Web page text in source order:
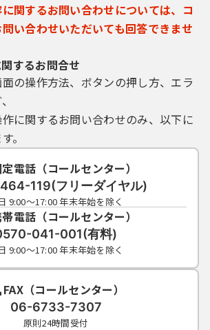
関するお問い合わせについては、コ
い合わせいただいても回答できませ
するお問合せ
の操作方法、ボタンの押し方、エラ
に関するお問い合わせのみ、以下に
。
電話（コールセンター）
119(フリーダイヤル)
9:00～17:00 年末年始を除く
電話（コールセンター）
041-001(有料)
9:00～17:00 年末年始を除く
FAX（コールセンター）
06-6733-7307
原則24時間受付